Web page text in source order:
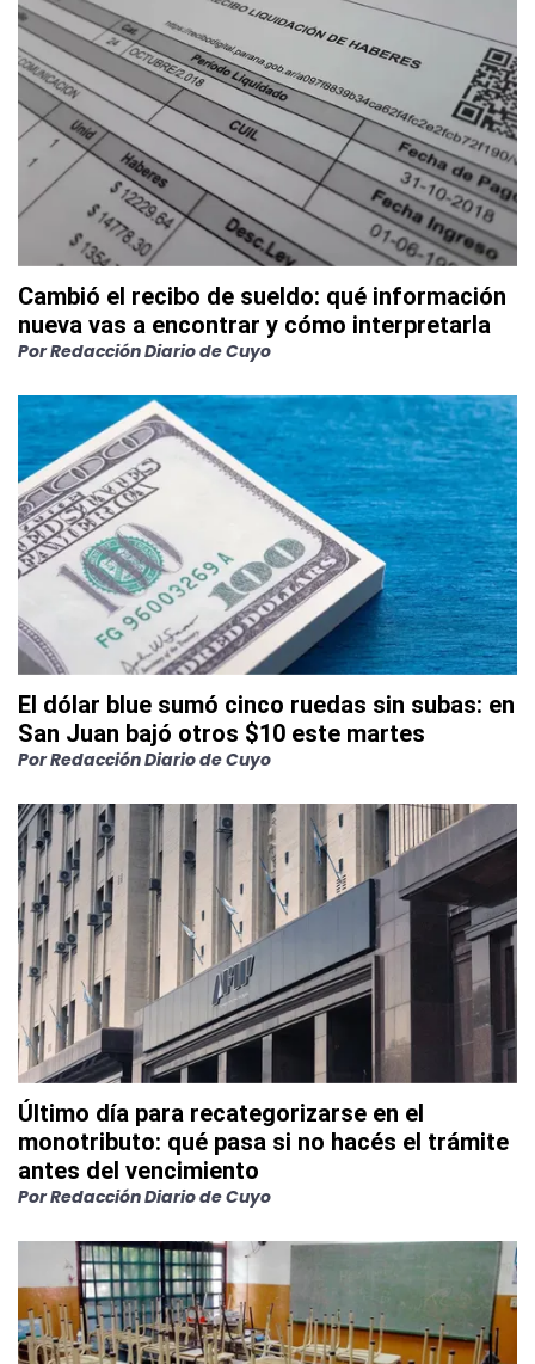
Cambió el recibo de sueldo: qué información
nueva vas a encontrar y cómo interpretarla
PorRedacción Diario de Cuyo
El dólar blue sumó cinco ruedas sin subas: en
San Juan bajó otros $10 este martes
PorRedacción Diario de Cuyo
Último día para recategorizarse en el
monotributo: qué pasa si no hacés el trámite
antes del vencimiento
PorRedacción Diario de Cuyo